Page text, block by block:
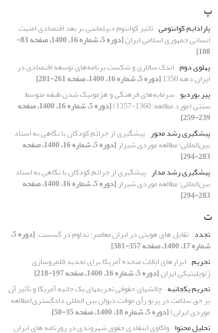
پ
پارادایم کوانتومی تاثیر کوانتوم دیپلماسی بر بعد اقتصادی امنیت
انسانی جمهوری اسلامی ایران
[دوره 5، شماره 16، 1400، صفحه 83-
108]
پهلوی دوم اندک سالاری و شکست برنامه‌های توسعه اقتصادی در
ایران دهه 1350
[دوره 5، شماره 16، 1400، صفحه 261-281]
پیر بوردیو سرمایه‌های فرهنگی و هژمونیک شدن طبقه متوسط
سنتی (مورد مطالعه: 1360-1357)
[دوره 5، شماره 16، 1400، صفحه
239-259]
پیشگیری رشد محور پیشگیری از جرائم کودکان با نگاهی به اسناد
بین‌المللی؛ مطالعه موردی شیراز
[دوره 5، شماره 16، 1400، صفحه
283-294]
پیشگیری رشد مدار پیشگیری از جرائم کودکان با نگاهی به اسناد
بین‌المللی؛ مطالعه موردی شیراز
[دوره 5، شماره 16، 1400، صفحه
283-294]
ت
تجدد تقابل های هویتی در ایران معاصر؛ تداوم در گسست.
[دوره 5،
شماره 17، 1400، صفحه 357-381]
تحریم ابزارهای ایالات متحده آمریکا برای تحدید قلمروسازی
ژئوپلیتیکی ایران[دوره 5، شماره 16، 1400، صفحه 197-218]
تحریم یکجانبه چالشهای حقوقی تحریمهای یک جانبه آمریکا و تأثیر آن
بر حق سلامت در پرتو رأی موقت دیوان بین المللی دادگستری(مطالعه
موردی ایران)[دوره 5، شماره 18، 1400، صفحه 35-50]
تحلیل محتوا واکاوی انتقادی حقوق شهروندی در روزنامه های ایران